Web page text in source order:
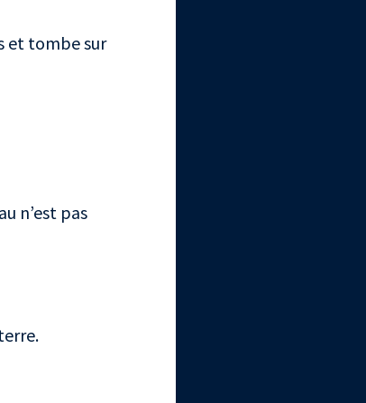
et tombe sur
n’est pas